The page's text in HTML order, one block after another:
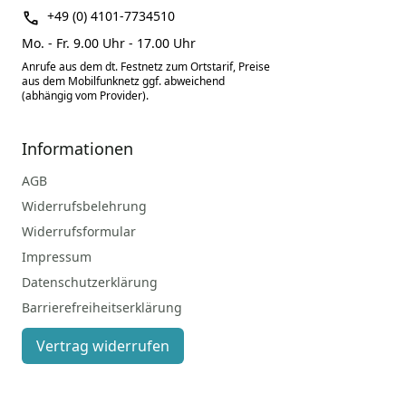
+49 (0) 4101-7734510
Mo. - Fr. 9.00 Uhr - 17.00 Uhr
Anrufe aus dem dt. Festnetz zum Ortstarif, Preise
aus dem Mobilfunknetz ggf. abweichend
(abhängig vom Provider).
Informationen
AGB
Widerrufsbelehrung
Widerrufsformular
Impressum
Datenschutzerklärung
Barrierefreiheitserklärung
Vertrag widerrufen